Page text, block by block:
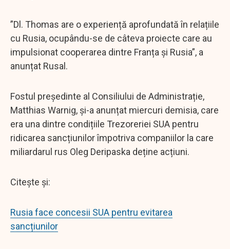
”Dl. Thomas are o experiență aprofundată în relațiile
cu Rusia, ocupându-se de câteva proiecte care au
impulsionat cooperarea dintre Franța și Rusia”, a
anunțat Rusal.
Fostul președinte al Consiliului de Administrație,
Matthias Warnig, și-a anunțat miercuri demisia, care
era una dintre condițiile Trezoreriei SUA pentru
ridicarea sancțiunilor împotriva companiilor la care
miliardarul rus Oleg Deripaska deține acțiuni.
Citește și:
Rusia face concesii SUA pentru evitarea
sancțiunilor